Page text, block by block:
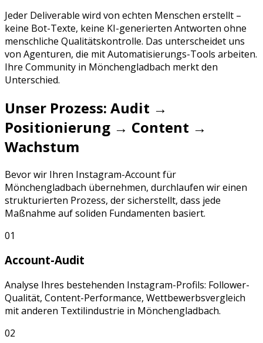
Jeder Deliverable wird von echten Menschen erstellt –
keine Bot-Texte, keine KI-generierten Antworten ohne
menschliche Qualitätskontrolle. Das unterscheidet uns
von Agenturen, die mit Automatisierungs-Tools arbeiten.
Ihre Community in Mönchengladbach merkt den
Unterschied.
Unser Prozess: Audit →
Positionierung → Content →
Wachstum
Bevor wir Ihren Instagram-Account für
Mönchengladbach übernehmen, durchlaufen wir einen
strukturierten Prozess, der sicherstellt, dass jede
Maßnahme auf soliden Fundamenten basiert.
01
Account-Audit
Analyse Ihres bestehenden Instagram-Profils: Follower-
Qualität, Content-Performance, Wettbewerbsvergleich
mit anderen Textilindustrie in Mönchengladbach.
02